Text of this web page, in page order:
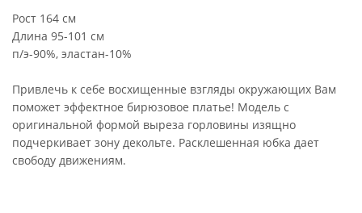
Рост 164 см
Длина 95-101 см
п/э-90%, эластан-10%
Привлечь к себе восхищенные взгляды окружающих Вам
поможет эффектное бирюзовое платье! Модель с
оригинальной формой выреза горловины изящно
подчеркивает зону декольте. Расклешенная юбка дает
свободу движениям.